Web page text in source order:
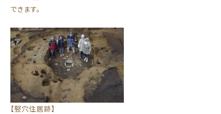
できます。
【竪穴住居跡】